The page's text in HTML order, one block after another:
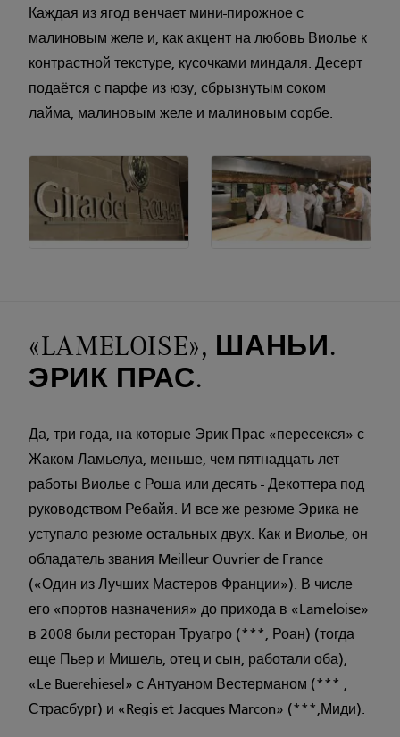
Каждая из ягод венчает мини-пирожное с
малиновым желе и, как акцент на любовь Виолье к
контрастной текстуре, кусочками миндаля. Десерт
подаётся с парфе из юзу, сбрызнутым соком
лайма, малиновым желе и малиновым сорбе.
«LAMELOISE», ШАНЬИ.
ЭРИК ПРАС.
Да, три года, на которые Эрик Прас «пересекся» с
Жаком Ламьелуа, меньше, чем пятнадцать лет
работы Виолье с Роша или десять - Декоттера под
руководством Ребайя. И все же резюме Эрика не
уступало резюме остальных двух. Как и Виолье, он
обладатель звания Meilleur Ouvrier de France
(«Один из Лучших Мастеров Франции»). В числе
его «портов назначения» до прихода в «Lameloise»
в 2008 были ресторан Труагро (***, Роан) (тогда
еще Пьер и Мишель, отец и сын, работали оба),
«Le Buerehiesel» с Антуаном Вестерманом (*** ,
Страсбург) и «Regis et Jacques Marcon» (***,Миди).